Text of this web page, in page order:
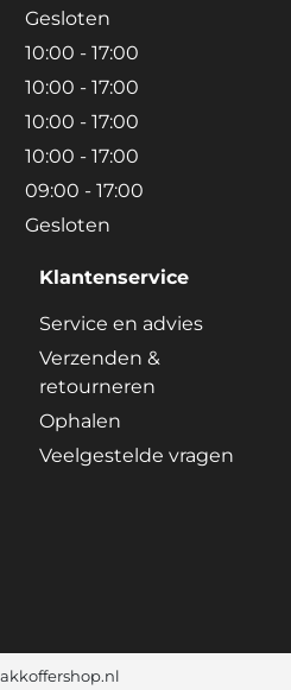
Gesloten
10:00 - 17:00
10:00 - 17:00
10:00 - 17:00
10:00 - 17:00
09:00 - 17:00
Gesloten
Klantenservice
Service en advies
Verzenden &
retourneren
Ophalen
Veelgestelde vragen